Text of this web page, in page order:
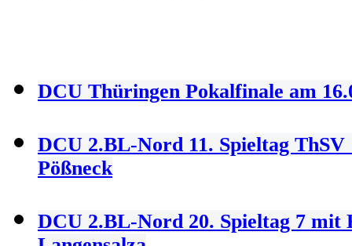
DCU Thüringen Pokalfinale am
DCU 2.BL-Nord 11. Spieltag
Pößneck
DCU 2.BL-Nord 20. Spieltag 7